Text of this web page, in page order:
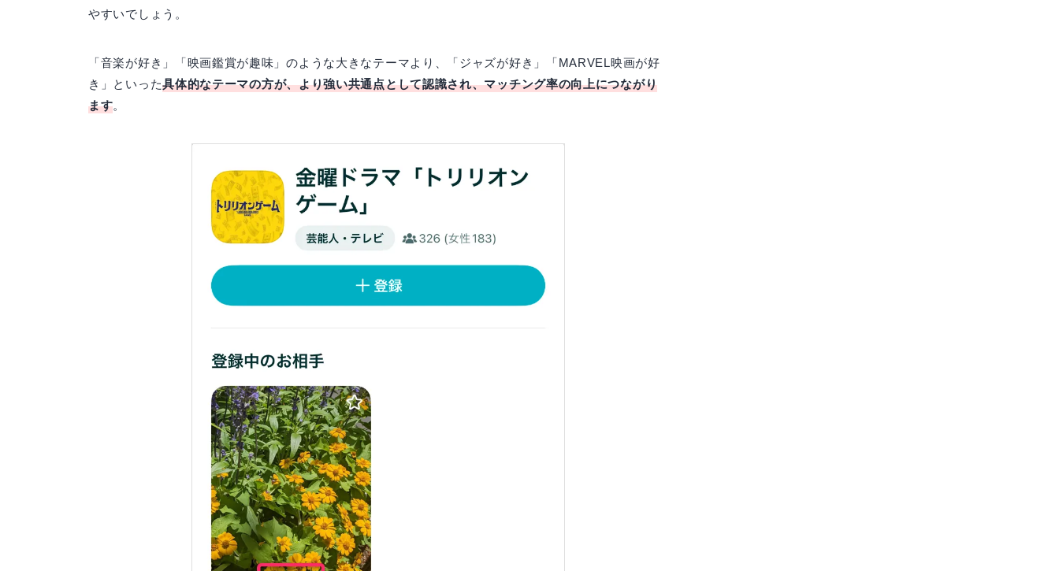
やすいでしょう。
「音楽が好き」「映画鑑賞が趣味」のような大きなテーマより、「ジャズが好き」「MARVEL映画が好
き」といった具体的なテーマの方が、より強い共通点として認識され、マッチング率の向上につながり
ます。